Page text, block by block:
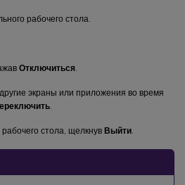
рабочего стола.
Отключиться
экраны или приложения во время
стола, щелкнув Выйти